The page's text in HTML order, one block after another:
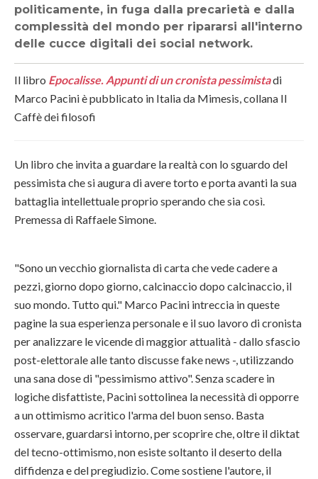
politicamente, in fuga dalla precarietà e dalla
complessità del mondo per ripararsi all'interno
delle cucce digitali dei social network.
Il libro Epocalisse. Appunti di un cronista pessimistadi
Marco Pacini è pubblicato in Italia da Mimesis, collana Il
Caffè dei filosofi
Un libro che invita a guardare la realtà con lo sguardo del
pessimista che si augura di avere torto e porta avanti la sua
battaglia intellettuale proprio sperando che sia così.
Premessa di Raffaele Simone.
"Sono un vecchio giornalista di carta che vede cadere a
pezzi, giorno dopo giorno, calcinaccio dopo calcinaccio, il
suo mondo. Tutto qui." Marco Pacini intreccia in queste
pagine la sua esperienza personale e il suo lavoro di cronista
per analizzare le vicende di maggior attualità - dallo sfascio
post-elettorale alle tanto discusse fake news -, utilizzando
una sana dose di "pessimismo attivo". Senza scadere in
logiche disfattiste, Pacini sottolinea la necessità di opporre
a un ottimismo acritico l'arma del buon senso. Basta
osservare, guardarsi intorno, per scoprire che, oltre il diktat
del tecno-ottimismo, non esiste soltanto il deserto della
diffidenza e del pregiudizio. Come sostiene l'autore, il